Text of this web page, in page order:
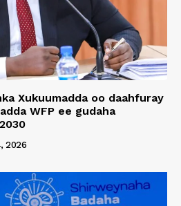
Xukuumadda oo daahfuray
WFP ee gudaha
2026